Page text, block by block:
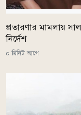
প্রতারণার মামলায়
নির্দেশ
০ মিনিট আগে